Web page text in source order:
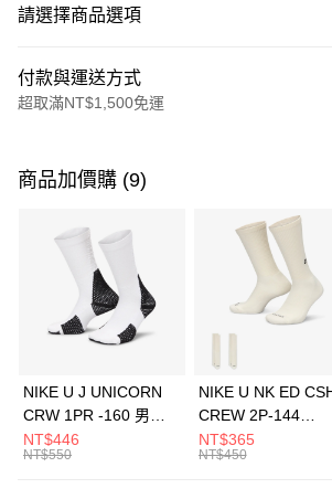
請選擇商品選項
付款與運送方式
超取滿NT$1,500免運
信用卡一次付款
3 期 0 利率 每期
合作金庫商業銀行
第一商業銀
華南商業銀行
彰化商業銀
上海商業儲蓄銀行
元大商業銀行
Apple Pay
全盈+PAY
AFTEE先享後付
商品加價購 (9)
NIKE U J UNICORN
CRW 1PR -160 男女
中統襪 FZ3393100
NT$446
NT$550
NIKE U NK ED
CREW 2P-144
EMBRDY 男女 短統
FZ3073133
NT$365
NT$450